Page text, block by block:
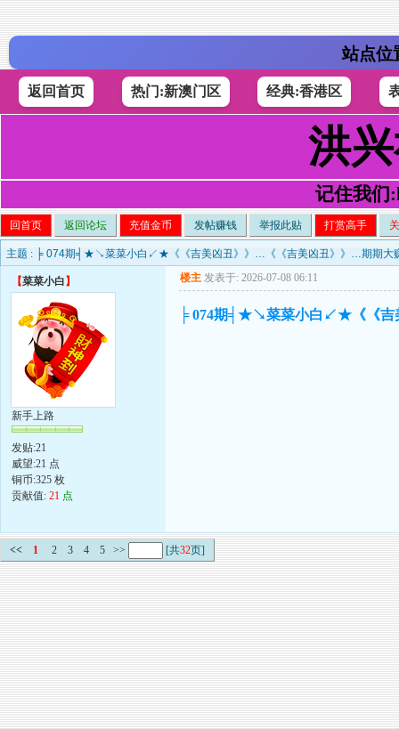
站点位
返回首页 热门:新澳门区 经典:香港区
洪
记住我们
回首页 返回论坛 充值金币 发帖赚钱 举报此贴 打赏高手
主题 : ╞ 074期╡★↘菜菜小白↙★《《吉美凶丑》》…《《吉美凶丑》》…期期大
【菜菜小白 】
新手上路
发贴:21
威望:21 点
铜币:325 枚
贡献值: 21 点
楼主 发表于: 2026-07-08 06:11
╞ 074期╡★↘菜菜小白↙★《《吉
<< 1 2 3 4 5 >> [共32页]